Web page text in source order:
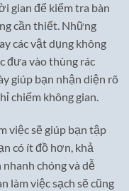
gian để kiểm tra bàn
cần thiết. Những
các vật dụng không
đưa vào thùng rác
giúp bạn nhận diện rõ
chiếm không gian.
việc sẽ giúp bạn tập
có ít đồ hơn, khả
chóng và dễ
làm việc sạch sẽ cũng